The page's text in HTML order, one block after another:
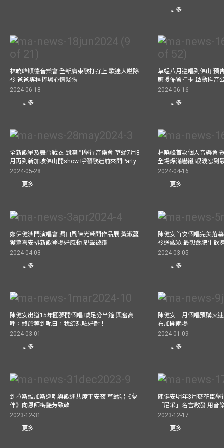
更多
林曉峰順德音樂會 全新廣東歌打孖上 歌迷大嗌除
衫 爸爸專程捧場心情緊張
2024-06-18
更多
草蜢八月巡唱到佛山 預
應援佈置打卡 啟動抖音
2024-06-16
更多
全新歌單及舞台戰衣 到澳門舉行音樂會 草蜢7月8
月再到新加坡佛山開show 呼籲歌迷前來開Party
2024-05-28
更多
林曉峰首次個人音樂會
全場爆滿嚇襯 眼淚忍到
2024-04-16
更多
鄭伊健澳門演唱會 漏口風陳光榮開作品展 黃淑蔓
獲驚喜安排新歌登場好感動 靚聲被讚
2024-04-03
更多
陳健安首次個唱完美落
衫送觀眾 最想食肥牛飲
2024-03-05
更多
陳健安出道15年圓夢開個唱 喊足分半鐘 興奮高
呼：終於等到呢日，我幻想咗好耐！
2024-03-01
更多
陳健安三月個唱預購火
布加開兩場
2024-01-09
更多
到拉斯維加斯巡唱與歌迷共度平安夜 草蜢唱《夢
伴》向恩師梅艷芳致敬
2023-12-31
更多
陳健安明年3月麥花臣
「尼采」名言啟發 用音
2023-12-17
更多